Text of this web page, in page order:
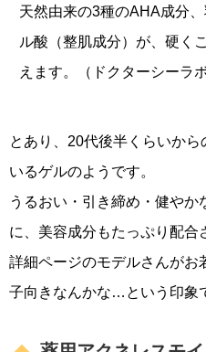
天然由来の3種のAHA成分
ル酸（整肌成分）が、硬く
えます。（ドクターシーラ
とあり、20代後半くらいか
いるゲルのようです。
うるおい・引き締め・健や
に、美容成分もたっぷり配合
詳細ページのモデルさんがお
子向きなんかな…という印象